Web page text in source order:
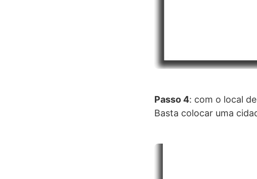
Passo 4: com o local
Basta colocar uma